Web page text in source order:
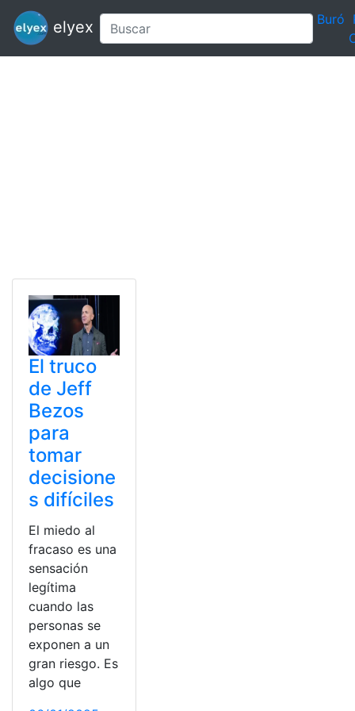
elyex Buró
El truco
de Jeff
Bezos
para
tomar
decisione
s difíciles
El miedo al
fracaso es una
sensación
legítima
cuando las
personas se
exponen a un
gran riesgo. Es
algo que